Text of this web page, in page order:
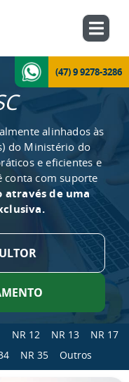
(47) 9 9278-3286
alinhados às
do Ministério do
e eficientes e
conta com suporte
através de uma
NR 12 NR 13
NR 17
NR 35 Outros